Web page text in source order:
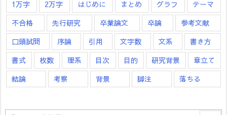
1万字 2万字 はじめに まとめ グラフ
テーマ
不合格
先行研究 卒業論文 卒論
参考文献
口頭試問
序論 引用 文字数 文系
書き方
書式
枚数 理系 目次 目的 研究背景
章立て
結論
考察 背景 脚注 落ちる